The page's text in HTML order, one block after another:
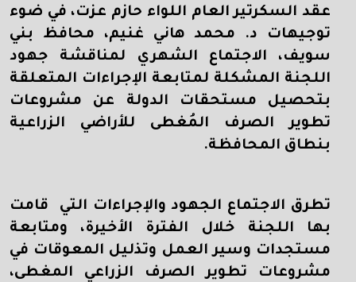
عقد السكرتير العام اللواء حازم عزت، في ضوء
توجيهات د. محمد هاني غنيم، محافظ بني
سويف، الاجتماع الشهري لمناقشة جهود
اللجنة المشكلة لمتابعة الإجراءات المتعلقة
بتحصيل مستحقات الدولة عن مشروعات
تطوير الصرف المُغطى للأراضي الزراعية
بنطاق المحافظة.
تطرق الاجتماع الجهود والإجراءات التي قامت
بها اللجنة خلال الفترة الأخيرة، ومتابعة
مستجدات وسير العمل وتذليل المعوقات في
مشروعات تطوير الصرف الزراعي المغطى،